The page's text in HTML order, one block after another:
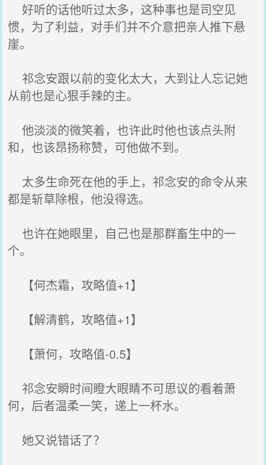
好听的话他听过太多，这种事也是司空见
惯，为了利益，对手们并不介意把亲人推下悬
崖。
祁念安跟以前的变化太大，大到让人忘记她
从前也是心狠手辣的主。
他淡淡的微笑着，也许此时他也该点头附
和，也该昂扬称赞，可他做不到。
太多生命死在他的手上，祁念安的命令从来
都是斩草除根，他没得选。
也许在她眼里，自己也是那群畜生中的一
个。
【何杰霜，攻略值+1】
【解清鹤，攻略值+1】
【萧何，攻略值-0.5】
祁念安瞬时间瞪大眼睛不可思议的看着萧
何，后者温柔一笑，递上一杯水。
她又说错话了？